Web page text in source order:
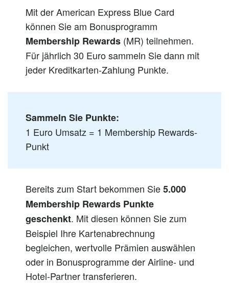
Mit der American Express Blue Card
können Sie am Bonusprogramm
Membership Rewards (MR) teilnehmen.
Für jährlich 30 Euro sammeln Sie dann mit
jeder Kreditkarten-Zahlung Punkte.
Sammeln Sie Punkte:
1 Euro Umsatz = 1 Membership Rewards-
Punkt
Bereits zum Start bekommen Sie5.000
Membership Rewards Punkte
geschenkt. Mit diesen können Sie zum
Beispiel Ihre Kartenabrechnung
begleichen, wertvolle Prämien auswählen
oder in Bonusprogramme der Airline- und
Hotel-Partner transferieren.